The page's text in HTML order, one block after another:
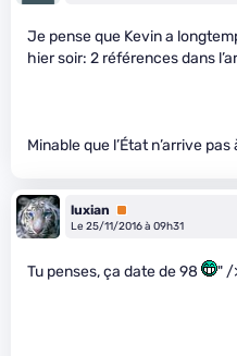
Je pense que Kevin a
hier soir: 2 références dans
Minable que l’État n’arrive
luxian
Premium
Le 25/11/2016 à 09h31
Tu penses, ça date de 98 " /